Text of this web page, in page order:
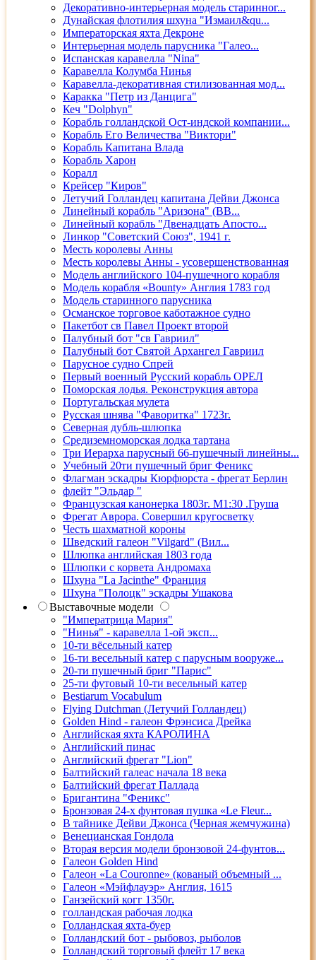
Декоративно-интерьерная модель старинног...
Дунайская флотилия шхуна "Измаил&qu...
Императорская яхта Декроне
Интерьерная модель парусника "Галео...
Испанская каравелла "Nina"
Каравелла Колумба Нинья
Каравелла-декоративная стилизованная мод...
Каракка "Петр из Данцига"
Кеч "Dolphyn"
Корабль голландской Ост-индской компании...
Корабль Его Величества "Виктори"
Корабль Капитана Влада
Корабль Харон
Коралл
Крейсер "Киров"
Летучий Голландец капитана Дейви Джонса
Линейный корабль "Аризона" (ВВ...
Линейный корабль "Двенадцать Апосто...
Линкор "Советский Союз", 1941 г.
Месть королевы Анны
Месть королевы Анны - усовершенствованная
Модель английского 104-пушечного корабля
Модель корабля «Bounty» Англия 1783 год
Модель старинного парусника
Османское торговое каботажное судно
Пакетбот св Павел Проект второй
Палубный бот "св Гавриил"
Палубный бот Святой Архангел Гавриил
Парусное судно Спрей
Первый военный Русский корабль ОРЕЛ
Поморская лодья. Реконструкция автора
Португальская мулета
Русская шнява "Фаворитка" 1723г.
Северная дубль-шлюпка
Средиземноморская лодка тартана
Три Иерарха парусный 66-пушечный линейны...
Учебный 20ти пушечный бриг Феникс
Флагман эскадры Кюрфюрста - фрегат Берлин
флейт "Эльдар "
Французская канонерка 1803г. М1:30 .Груша
Фрегат Аврора. Совершил кругосветку
Честь шахматной короны
Шведский галеон "Vilgard" (Вил...
Шлюпка английская 1803 года
Шлюпки с корвета Андромаха
Шхуна "La Jacinthe" Франция
Шхуна "Полоцк" эскадры Ушакова
Выставочные модели
"Императрица Мария"
"Нинья" - каравелла 1-ой эксп...
10-ти вёсельный катер
16-ти весельный катер с парусным вооруже...
20-ти пушечный бриг "Парис"
25-ти футовый 10-ти весельный катер
Bestiarum Vocabulum
Flying Dutchman (Летучий Голландец)
Golden Hind - галеон Фрэнсиса Дрейка
Английская яхта КАРОЛИНА
Английский пинас
Английский фрегат "Lion"
Балтийский галеас начала 18 века
Балтийский фрегат Паллада
Бригантина "Феникс"
Бронзовая 24-х фунтовая пушка «Le Fleur...
В тайнике Дейви Джонса (Черная жемчужина)
Венецианская Гондола
Вторая версия модели бронзовой 24-фунтов...
Галеон Golden Hind
Галеон «La Couronne» (кованый объемный ...
Галеон «Мэйфлауэр» Англия, 1615
Ганзейский когг 1350г.
голландская рабочая лодка
Голландская яхта-буер
Голландский бот - рыбовоз, рыболов
Голландский торговый флейт 17 века